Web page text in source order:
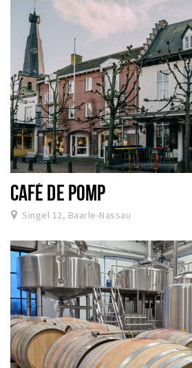
CAFÉ DE POMP
Singel 12, Baarle-Nassau